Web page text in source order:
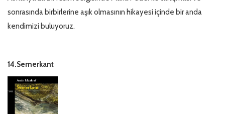
sonrasında birbirlerine aşık olmasının hikayesi içinde bir anda
kendimizi buluyoruz.
14.Semerkant